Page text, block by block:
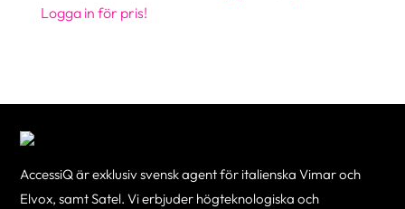
Logga in för pris!
AccessiQ är exklusiv svensk agent för italienska Vimar och
Elvox, samt Satel. Vi erbjuder högteknologiska och